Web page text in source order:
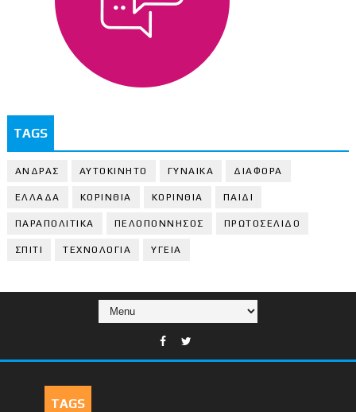
TAGS
ΑΝΔΡΑΣ ΑΥΤΟΚΙΝΗΤΟ ΓΥΝΑΙΚΑ ΔΙΑΦΟΡΑ
ΕΛΛΑΔΑ ΚΟΡΙΝΘΙΑ ΚΟΡΙΝΘΙA ΠΑΙΔΙ
ΠΑΡΑΠΟΛΙΤΙΚΑ ΠΕΛΟΠΟΝΝΗΣΟΣ ΠΡΩΤΟΣΕΛΙΔΟ
ΣΠΙΤΙ ΤΕΧΝΟΛΟΓΙΑ ΥΓΕΙΑ
TAGS